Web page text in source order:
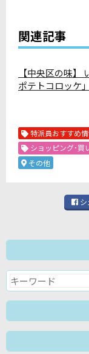
関連記事
【中央区の味
ポテトコロッケ
特派員おすすめ
ショッピング･買
その他
シ